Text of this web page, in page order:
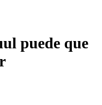
puede que